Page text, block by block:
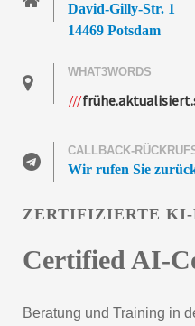
David-Gilly-Str. 1
14469 Potsdam
WHAT3WORDS
CALLBACK-
Wir rufen Sie
ZERTIFIZIERTE KI-
Certified AI-
Beratung und Training in